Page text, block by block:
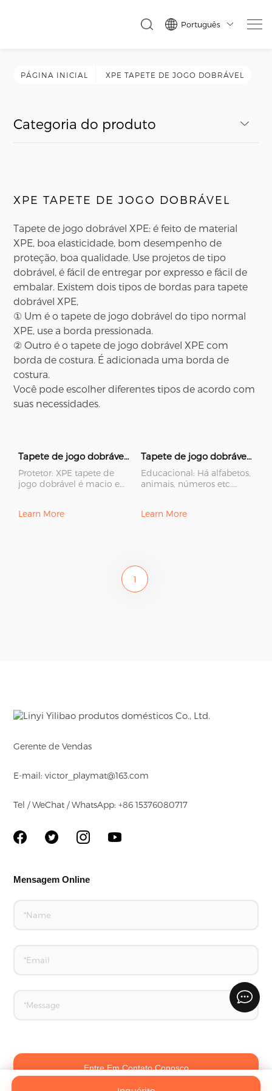
Português 
PÁGINA INICIAL XPE TAPETE DE JOGO DOBRÁVEL
Categoria do produto
XPE TAPETE DE JOGO DOBRÁVEL
Tapete de jogo dobrável XPE: é feito de material
XPE, boa elasticidade, bom desempenho de
proteção, boa qualidade. Use projetos de tipo
dobrável, é fácil de entregar por expresso e fácil de
embalar. Existem dois tipos de bordas para tapete
dobrável XPE,
① Um é o tapete de jogo dobrável do tipo normal
XPE, use a borda pressionada.
② Outro é o tapete de jogo dobrável XPE com
borda de costura. É adicionada uma borda de
costura.
Você pode escolher diferentes tipos de acordo com
suas necessidades.
Tapete de jogo dobrável XPE (com borda pressionada)
Protetor: XPE tapete de
jogo dobrável é macio e
com s
Learn More
Tapete de jogo dobrável XPE (com borda de costura)
Educacional: Há alfabetos,
animais, números etc.
e
Learn More
1
Gerente de Vendas
E-mail: victor_playmat@163.com
Tel / WeChat / WhatsApp: +86 15376080717
Mensagem Online
Entre Em Contato Conosco